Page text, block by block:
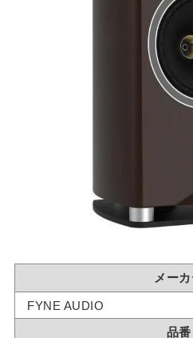
メー
FYNE AUDIO
品番